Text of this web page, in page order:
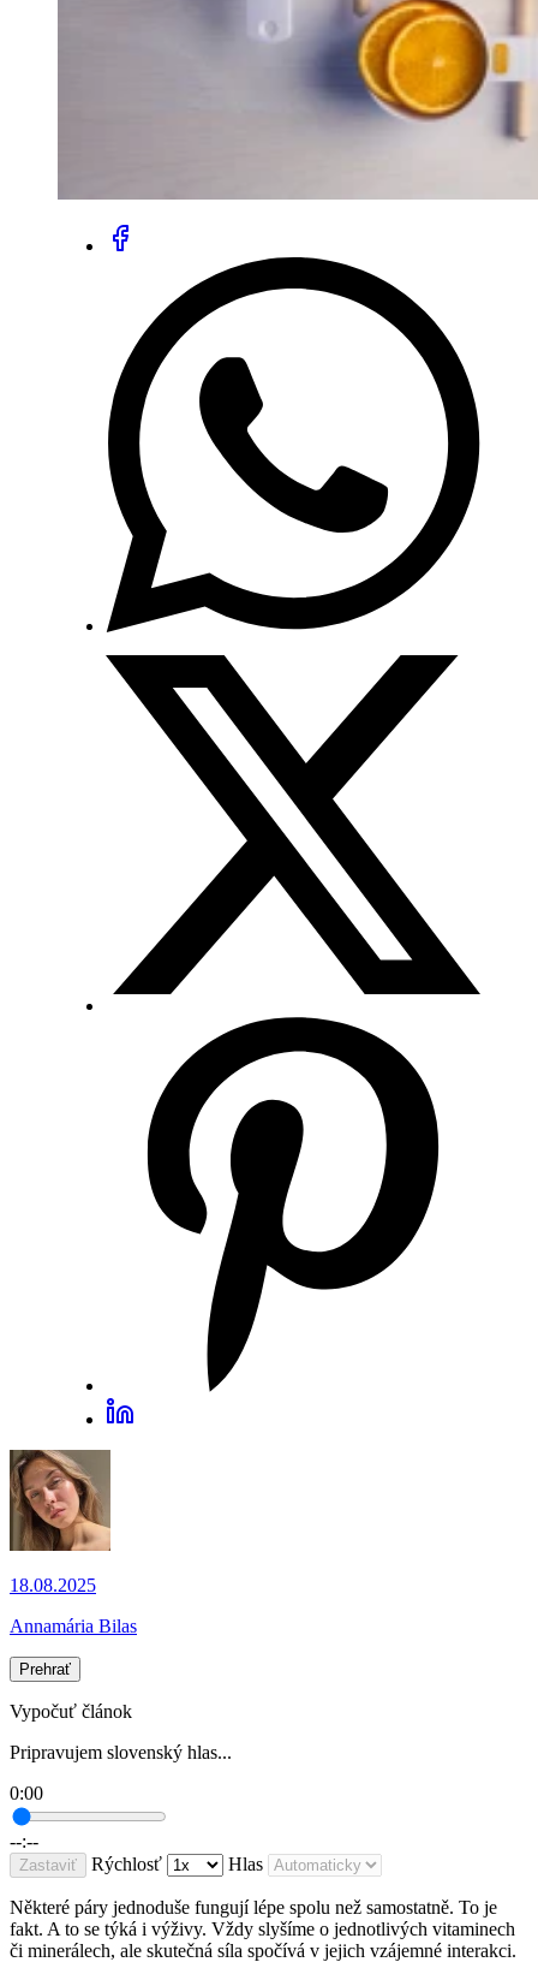
18.08.2025
Annamária Bilas
Prehrať
Vypočuť článok
Pripravujem slovenský hlas...
0:00
--:--
Zastaviť Rýchlosť Hlas
Některé páry jednoduše fungují lépe spolu než samostatně. To je
fakt. A to se týká i výživy. Vždy slyšíme o jednotlivých vitaminech
či minerálech, ale skutečná síla spočívá v jejich vzájemné interakci.